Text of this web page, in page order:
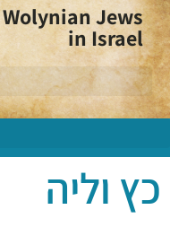
Jews
in Israel
כץ וליה